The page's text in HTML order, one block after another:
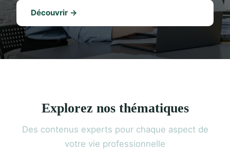
Découvrir →
Explorez nos thématiques
Des contenus experts pour chaque aspect de
votre vie professionnelle